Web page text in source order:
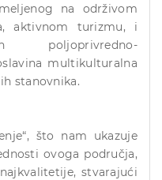
na održivom
aktivnom turizmu, i
poljoprivredno-
multikulturalna
stanovnika.
što nam ukazuje
ovoga područja,
stvarajući